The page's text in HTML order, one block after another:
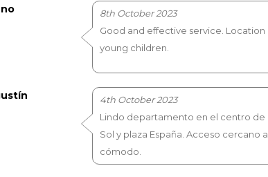
8th October 2023
Good and effective service.
young children.
4th October 2023
Lindo departamento en el centro de
Sol y plaza España. Acceso cercano
cómodo.